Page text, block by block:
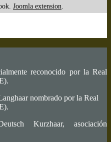
Joomla extension
reconocido por la Real
nombrado por la Real
Kurzhaar, asociación